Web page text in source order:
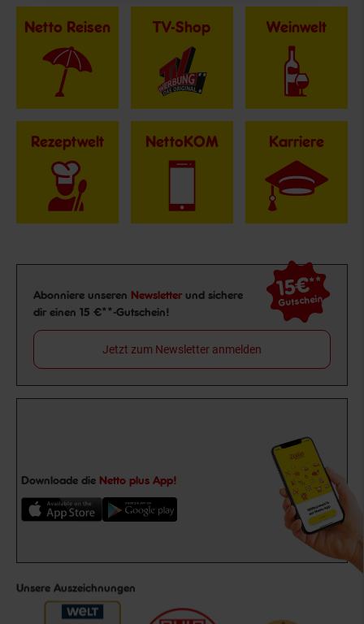
Netto Reisen TV-Shop Weinwelt
Rezeptwelt NettoKOM Karriere
Newsletter Anmeldung
Abonniere unseren Newsletter und sichere
dir einen 15 €**-Gutschein!
15€**
Gutschein
Jetzt zum Newsletter anmelden
Downloade die Netto plus App!
Unsere Auszeichnungen